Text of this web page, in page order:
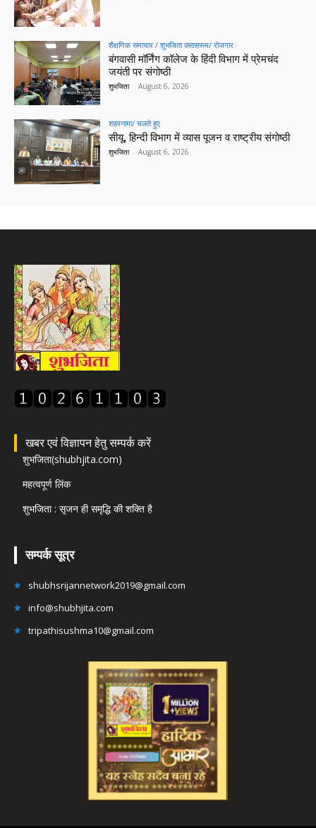
शैक्षणिक समाचार / शुभजिता क्सासरूम/ रोजगार
बंगवासी मॉर्निंग कॉलेज के हिंदी विभाग में प्रेमचंद
जयंती पर संगोष्ठी
शुभजिता - August 6, 2026
शहरनामा/ चलते हुए
सीयू, हिन्दी विभाग में व्यास पूजन व राष्ट्रीय संगोष्ठी
शुभजिता - August 6, 2026
खबर एवं विज्ञापन हेतु सम्पर्क करें
शुभजिता(shubhjita.com)
महत्वपूर्ण लिंक
शुभजिता : सृजन ही समृद्धि की शक्ति है
सम्पर्क सूत्र
shubhsrijannetwork2019@gmail.com
info@shubhjita.com
tripathisushma10@gmail.com